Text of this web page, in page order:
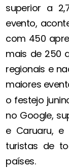
superior a
evento,
com 450
mais de 250
regionais e
maiores
o festejo
no Google,
e Caruaru, e
turistas de
países.